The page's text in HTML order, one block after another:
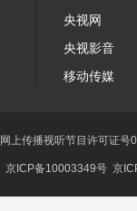
央视网
央视影音
移动传媒
网上传播视听节目许可证
京ICP备10003349号 京